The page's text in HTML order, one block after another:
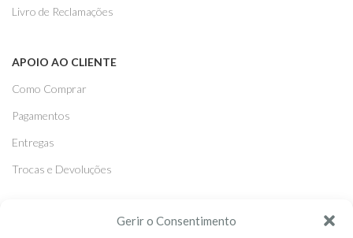
Gerir o Consentimento
Livro de Reclamações
APOIO AO CLIENTE
Como Comprar
Pagamentos
Entregas
Trocas e Devoluções